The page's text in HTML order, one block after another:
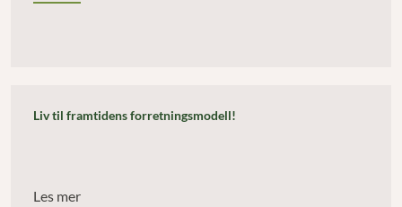
Liv til framtidens forretningsmodell!
Les mer